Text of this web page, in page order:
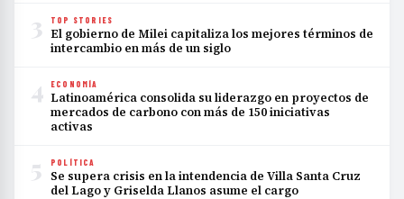
3 TOP STORIES
El gobierno de Milei capitaliza los mejores términos de
intercambio en más de un siglo
4 ECONOMÍA
Latinoamérica consolida su liderazgo en proyectos de
mercados de carbono con más de 150 iniciativas
activas
5 POLÍTICA
Se supera crisis en la intendencia de Villa Santa Cruz
del Lago y Griselda Llanos asume el cargo